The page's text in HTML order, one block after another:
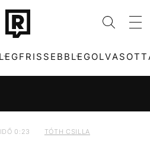
LEGFRISSEBB
0:23 TÓTH CSILLA